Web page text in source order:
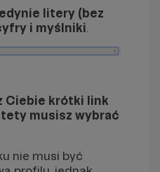
litery (bez
i myślniki
Ciebie krótki link
musisz wybrać
nie musi być